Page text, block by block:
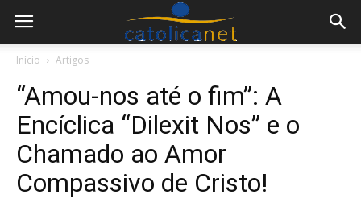
Início Artigos
“Amou-nos até o fim”: A
Encíclica “Dilexit Nos” e o
Chamado ao Amor
Compassivo de Cristo!